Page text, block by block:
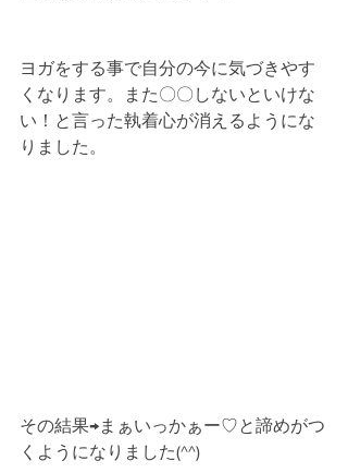
ヨガをする事で自分の今に気づきやす
くなります。また〇〇しないといけな
い！と言った執着心が消えるようにな
りました。
その結果→まぁいっかぁー♡と諦めがつ
くようになりました(^^)